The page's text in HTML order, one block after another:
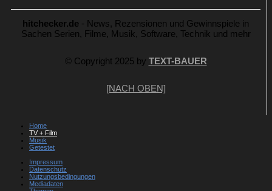
hitchecker.de - News, Rezensionen und Gewinnspiele in
Sachen Serien, Filme, Musik, Software, Technik und mehr
© Copyright 2025 by TEXT-BAUER
[NACH OBEN]
Home
TV + Film
Musik
Getestet
Impressum
Datenschutz
Nutzungsbedingungen
Mediadaten